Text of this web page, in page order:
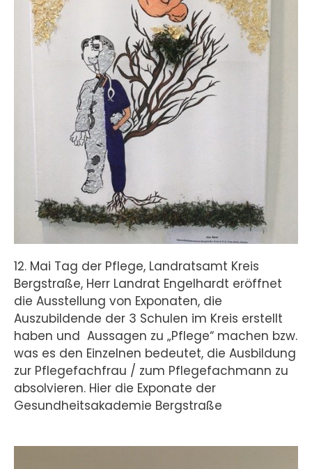
12. Mai Tag der Pflege, Landratsamt Kreis
Bergstraße, Herr Landrat Engelhardt eröffnet
die Ausstellung von Exponaten, die
Auszubildende der 3 Schulen im Kreis erstellt
haben und Aussagen zu „Pflege“ machen bzw.
was es den Einzelnen bedeutet, die Ausbildung
zur Pflegefachfrau / zum Pflegefachmann zu
absolvieren. Hier die Exponate der
Gesundheitsakademie Bergstraße